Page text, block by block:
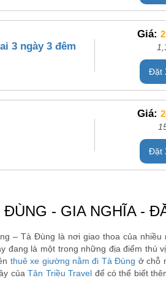
3 ngày 3 đêm
Giá:
Đặt
Giá:
Đặt
- GIA NGHĨA -
– Tà Đùng là nơi giao thoa của nhiều
đang là một trong những địa điểm thú
thuê xe giường nằm đi Tà Đùng ở chỗ
củaTân Triều Travel để có thể biết